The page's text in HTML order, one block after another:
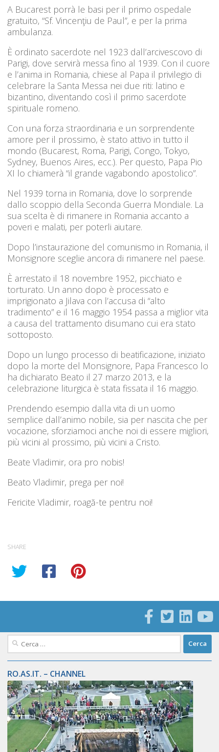
A Bucarest porrà le basi per il primo ospedale
gratuito, “Sf. Vincenţiu de Paul”, e per la prima
ambulanza.
È ordinato sacerdote nel 1923 dall’arcivescovo di
Parigi, dove servirà messa fino al 1939. Con il cuore
e l’anima in Romania, chiese al Papa il privilegio di
celebrare la Santa Messa nei due riti: latino e
bizantino, diventando così il primo sacerdote
spirituale romeno.
Con una forza straordinaria e un sorprendente
amore per il prossimo, è stato attivo in tutto il
mondo (Bucarest, Roma, Parigi, Congo, Tokyo,
Sydney, Buenos Aires, ecc.). Per questo, Papa Pio
XI lo chiamerà “il grande vagabondo apostolico”.
Nel 1939 torna in Romania, dove lo sorprende
dallo scoppio della Seconda Guerra Mondiale. La
sua scelta è di rimanere in Romania accanto a
poveri e malati, per poterli aiutare.
Dopo l’instaurazione del comunismo in Romania, il
Monsignore sceglie ancora di rimanere nel paese.
È arrestato il 18 novembre 1952, picchiato e
torturato. Un anno dopo è processato e
imprigionato a Jilava con l’accusa di “alto
tradimento” e il 16 maggio 1954 passa a miglior vita
a causa del trattamento disumano cui era stato
sottoposto.
Dopo un lungo processo di beatificazione, iniziato
dopo la morte del Monsignore, Papa Francesco lo
ha dichiarato Beato il 27 marzo 2013, e la
celebrazione liturgica è stata fissata il 16 maggio.
Prendendo esempio dalla vita di un uomo
semplice dall’animo nobile, sia per nascita che per
vocazione, sforziamoci anche noi di essere migliori,
più vicini al prossimo, più vicini a Cristo.
Beate Vladimir, ora pro nobis!
Beato Vladimir, prega per noi!
Fericite Vladimir, roagă-te pentru noi!
SHARE
Ricerca
RO.AS.IT. – CHANNEL